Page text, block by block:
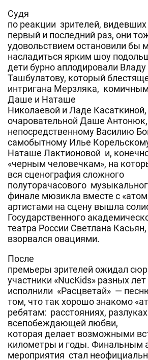
Судя
по реакции зрителей,
первый и последний раз, они
удовольствием остановили бы
насладиться ярким шоу
дети бурно аплодировали Владу
Ташбулатову, который
интригана Мерзляка,
Даше и Наташе
Николаевой и Ладе Касаткиной,
очаровательной Даше Антонюк,
непосредственному Василию
самобытному Илье
Наташе Лактионовой и,
«черным человечкам», на
вся сценография сложного
полуторачасового
финале мюзикла вместе с
артистами на сцену вышла
Государственного
театра России Светлана Касьян,
взорвался овациями.
После
премьеры зрителей ожидал
участники «NucKids» разных лет
исполнили «Расцветай» —
том, что так хорошо знакомо
ребятам: расстояниях,
всепобеждающей любви,
которая делает возможными
километры и годы. Финальным
мероприятия стал